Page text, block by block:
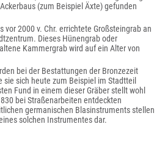
(zum Beispiel Äxte) gefunden
vor 2000 v. Chr. errichtete Großsteingrab an
Dieses Hünengrab oder
Kammergrab wird auf ein Alter von
bei der Bestattungen der Bronzezeit
sie sich heute zum Beispiel im Stadtteil
Fund in einem dieser Gräber stellt wohl
bei Straßenarbeiten entdeckten
germanischen Blasinstruments stellen
solchen Instrumentes dar.